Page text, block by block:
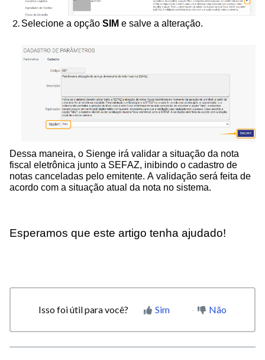
Selecione a opção SIM e salve a alteração.
Dessa maneira, o Sienge irá validar a situação da nota
fiscal eletrônica junto a SEFAZ, inibindo o cadastro de
notas canceladas pelo emitente. A validação será feita de
acordo com a situação atual da nota no sistema.
Esperamos que este artigo tenha ajudado!
Isso foi útil para você? Sim Não